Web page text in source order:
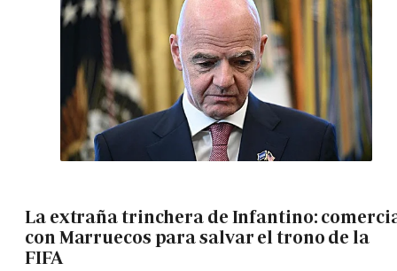
La extraña trinchera de Infantino:
con Marruecos para salvar el trono de la
FIFA